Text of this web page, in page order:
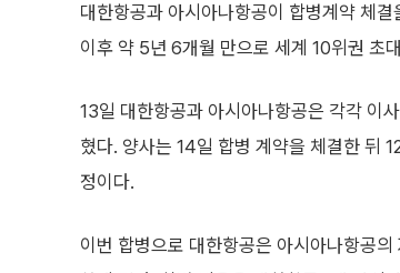
대한항공과 아시아나항공이 합병계약 체
이후 약 5년 6개월 만으로 세계 10위권 초
13일 대한항공과 아시아나항공은 각각 이
혔다. 양사는 14일 합병 계약을 체결한 뒤
정이다.
이번 합병으로 대한항공은 아시아나항공의